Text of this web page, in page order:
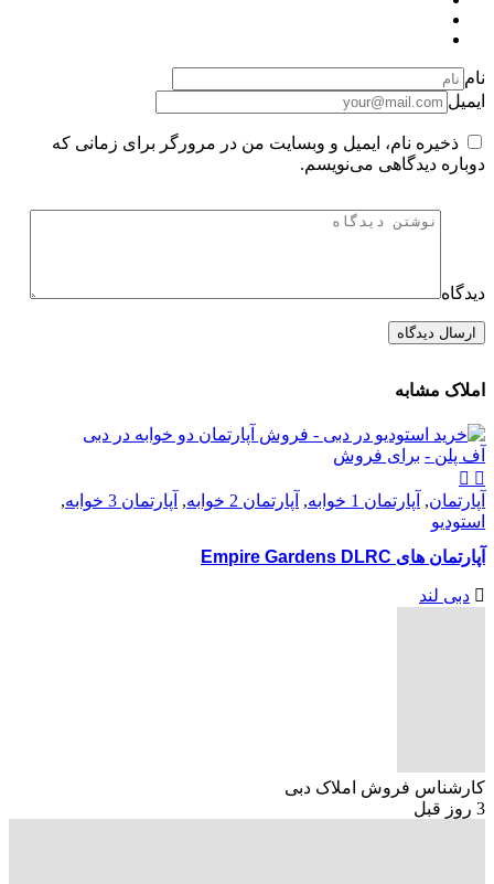
نام
ایمیل
ذخیره نام، ایمیل و وبسایت من در مرورگر برای زمانی که
دوباره دیدگاهی می‌نویسم.
دیدگاه
املاک مشابه
آف پلن - برای فروش
آپارتمان, آپارتمان 1 خوابه , آپارتمان 2 خوابه , آپارتمان 3 خوابه
,
استودیو
آپارتمان های Empire Gardens DLRC
دبی لند
کارشناس فروش املاک دبی
3 روز قبل